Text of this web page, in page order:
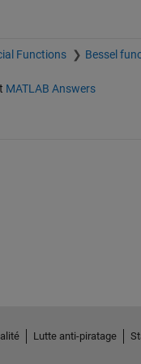
Functions Bessel
MATLAB Answers
Lutte anti-piratage